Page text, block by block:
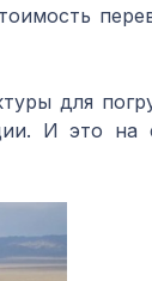
для
И это